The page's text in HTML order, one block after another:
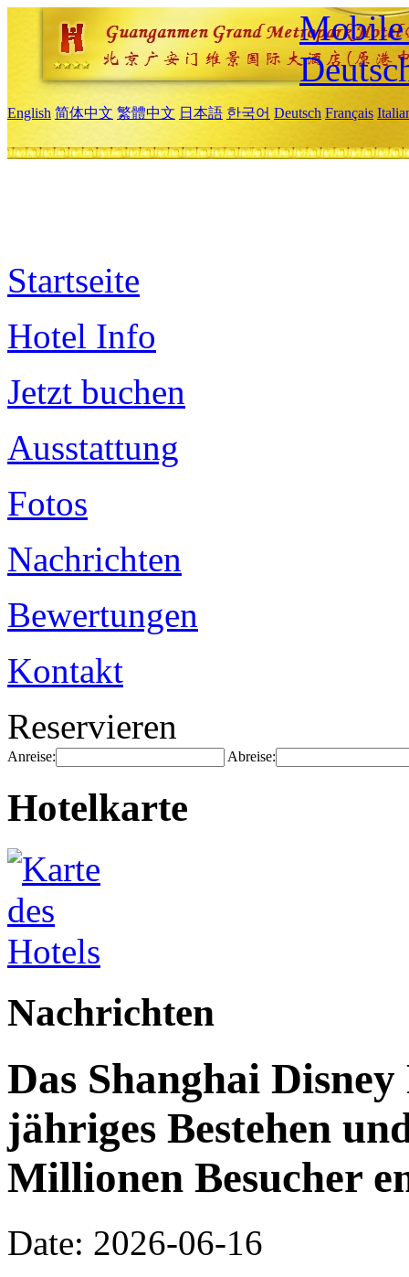
Mobile
English 简体中文 繁體中文 日本語 한국어 Deutsch Français
Startseite
Hotel Info
Jetzt buchen
Ausstattung
Fotos
Nachrichten
Bewertungen
Kontakt
Reservieren
Anreise: Abreise:
Hotelkarte
Nachrichten
Das Shanghai
jähriges Bestehen
Millionen Besucher
Date: 2026-06-16